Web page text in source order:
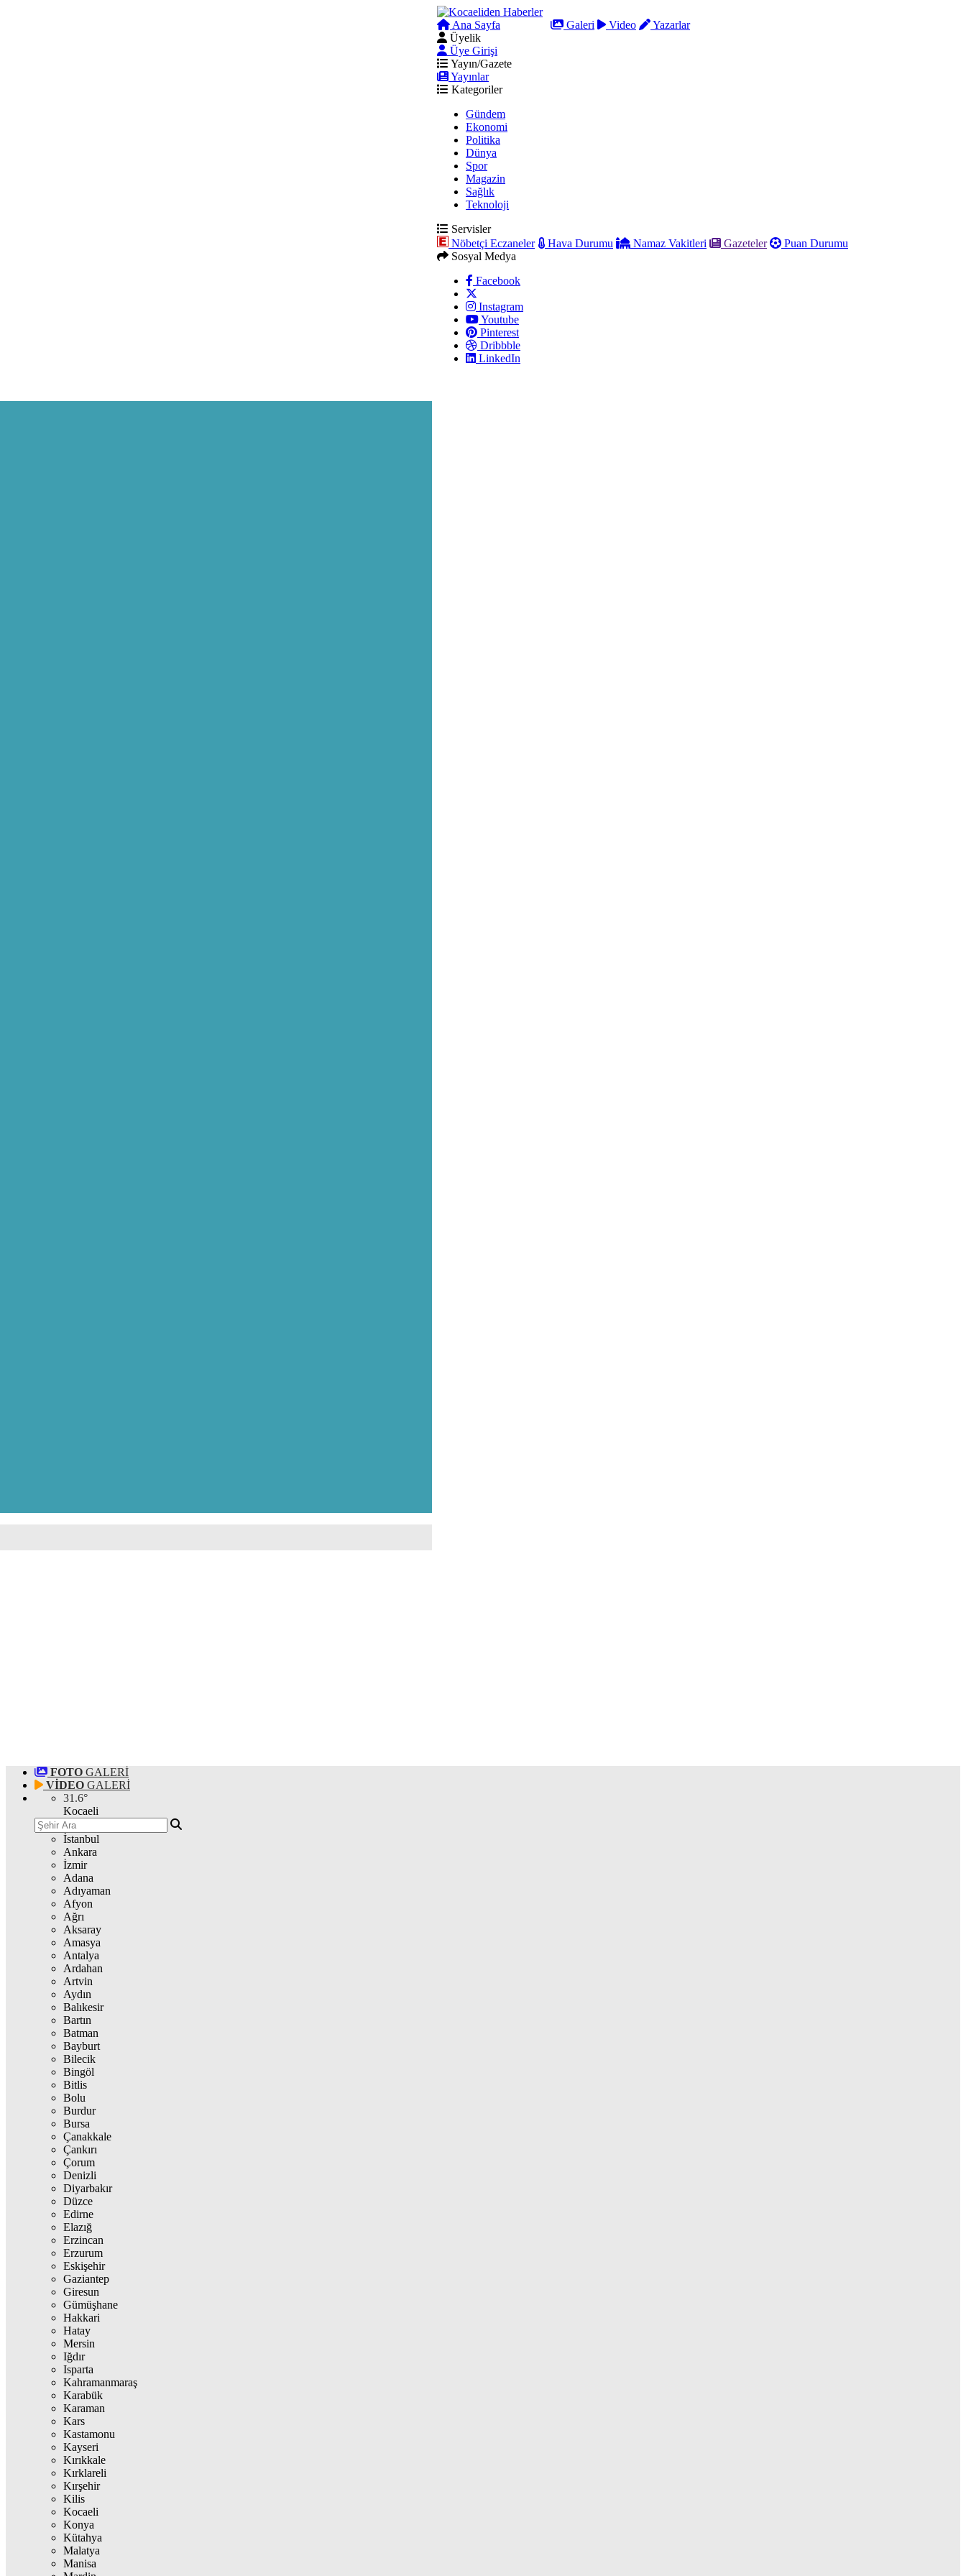
Ana Sayfa Galeri Video
Yazarlar
Üyelik
Üye Girişi
Yayın/Gazete
Yayınlar
Kategoriler
Gündem
Ekonomi
Politika
Dünya
Spor
Magazin
Sağlık
Teknoloji
Servisler
Nöbetçi Eczaneler
Hava Durumu Namaz Vakitleri Gazeteler
Puan Durumu
Sosyal Medya
Facebook
Instagram
Youtube
Pinterest
Dribbble
LinkedIn
FOTO GALERİ
VİDEO GALERİ
31.6°
Kocaeli
İstanbul
Ankara
İzmir
Adana
Adıyaman
Afyon
Ağrı
Aksaray
Amasya
Antalya
Ardahan
Artvin
Aydın
Balıkesir
Bartın
Batman
Bayburt
Bilecik
Bingöl
Bitlis
Bolu
Burdur
Bursa
Çanakkale
Çankırı
Çorum
Denizli
Diyarbakır
Düzce
Edirne
Elazığ
Erzincan
Erzurum
Eskişehir
Gaziantep
Giresun
Gümüşhane
Hakkari
Hatay
Mersin
Iğdır
Isparta
Kahramanmaraş
Karabük
Karaman
Kars
Kastamonu
Kayseri
Kırıkkale
Kırklareli
Kırşehir
Kilis
Kocaeli
Konya
Kütahya
Malatya
Manisa